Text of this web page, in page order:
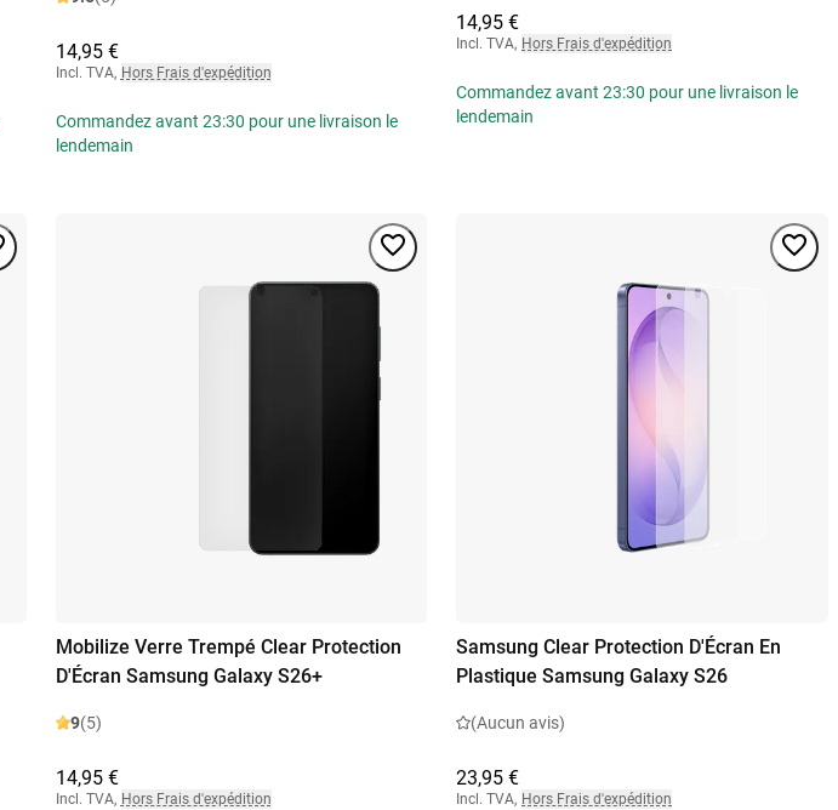
14,95 €
Incl. TVA, Hors Frais d'expédition
Commandez avant 23:30 pour une livraison le
lendemain
14,95 €
Incl. TVA, Hors Frais d'expédition
Commandez avant 23:30 pour une livraison le
lendemain
Mobilize Verre Trempé Clear Protection
D'Écran Samsung Galaxy S26+
9(5)
14,95 €
Incl. TVA, Hors Frais d'expédition
Samsung Clear Protection D'Écran En
Plastique Samsung Galaxy S26
(Aucun avis)
23,95 €
Incl. TVA, Hors Frais d'expédition